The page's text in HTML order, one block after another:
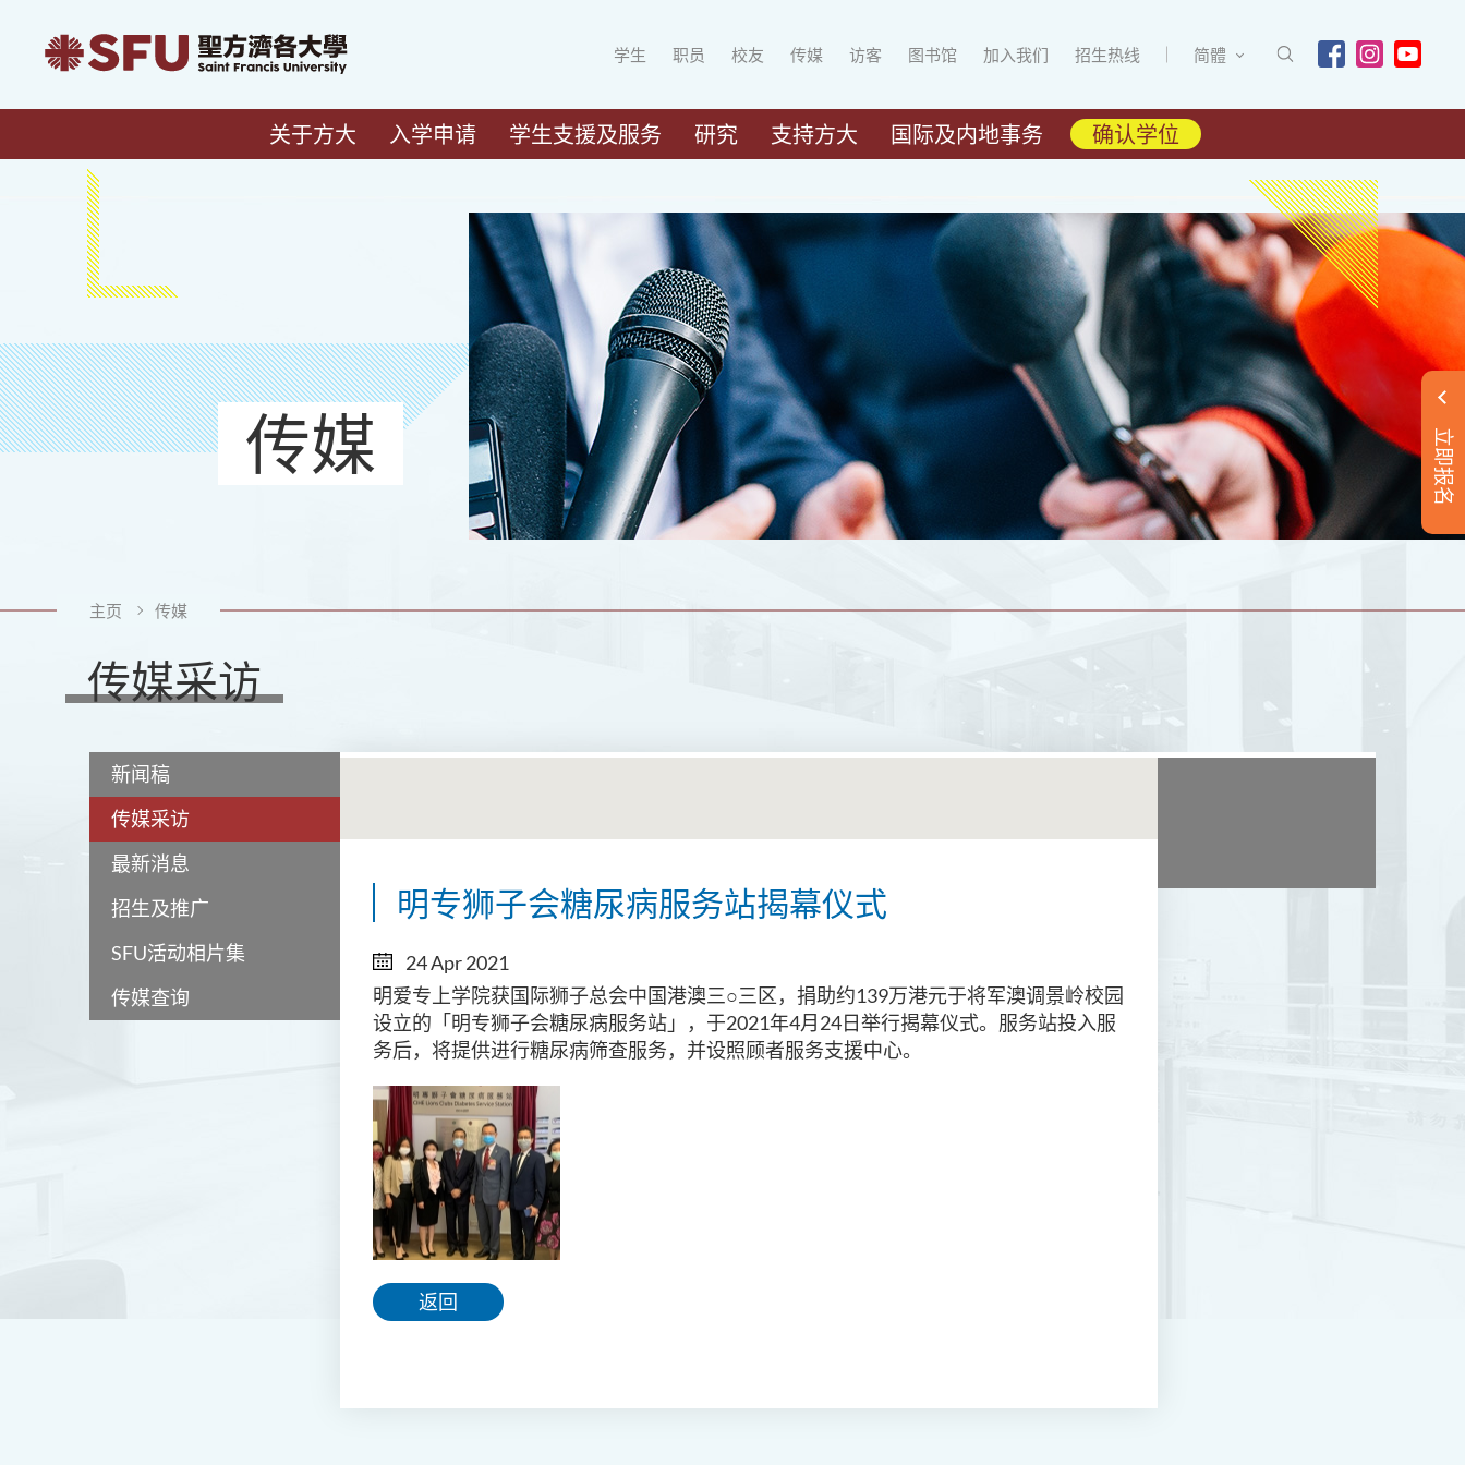
学生 职员 校友 传媒 访客 图书馆 加入我们 招生热线 简體
关于方大 入学申请 学生支援及服务 研究 支持方大 国际及内地事务 确认学位
立即报名
传媒
主页 传媒
传媒采访
新闻稿
传媒采访
最新消息
招生及推广
SFU活动相片集
传媒查询
明专狮子会糖尿病服务站揭幕仪式
24 Apr 2021
明爱专上学院获国际狮子总会中国港澳三○三区，捐助约139万港元于将军澳调景岭校园
设立的「明专狮子会糖尿病服务站」，于2021年4月24日举行揭幕仪式。服务站投入服
务后，将提供进行糖尿病筛查服务，并设照顾者服务支援中心。
返回